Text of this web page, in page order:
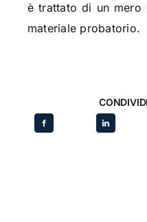
è trattato di un mero
materiale probatorio.